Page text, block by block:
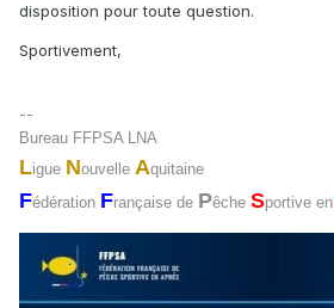
disposition pour toute question.
Sportivement,
--
Bureau FFPSA LNA
Ligue Nouvelle Aquitaine
Fédération Française de Pêche Sportive en